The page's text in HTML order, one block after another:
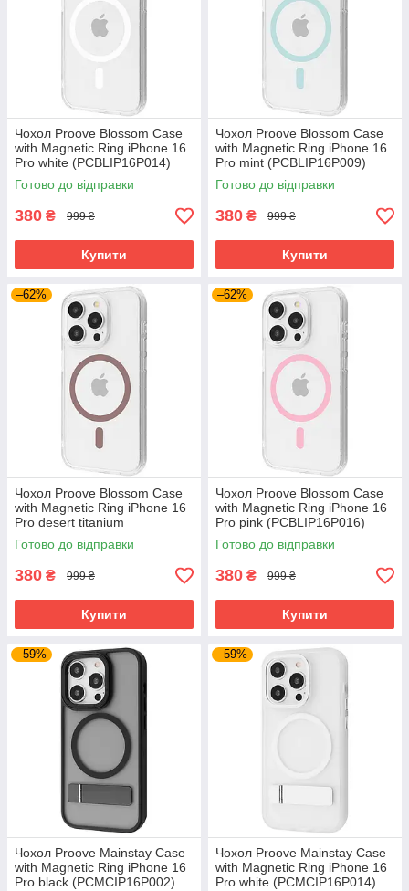
Чохол Proove Blossom Case
with Magnetic Ring iPhone 16
Pro white (PCBLIP16P014)
Готово до відправки
380 ₴ 999 ₴
Купити
Чохол Proove Blossom Case
with Magnetic Ring iPhone 16
Pro mint (PCBLIP16P009)
Готово до відправки
380 ₴ 999 ₴
Купити
–62%
Чохол Proove Blossom Case
with Magnetic Ring iPhone 16
Pro desert titanium
(PCBLIP16P033)
Готово до відправки
380 ₴ 999 ₴
Купити
–62%
Чохол Proove Blossom Case
with Magnetic Ring iPhone 16
Pro pink (PCBLIP16P016)
Готово до відправки
380 ₴ 999 ₴
Купити
–59%
Чохол Proove Mainstay Case
with Magnetic Ring iPhone 16
Pro black (PCMCIP16P002)
–59%
Чохол Proove Mainstay Case
with Magnetic Ring iPhone 16
Pro white (PCMCIP16P014)